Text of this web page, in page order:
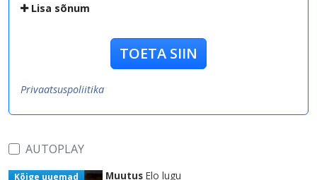
Lisa sõnum
TOETA SIIN
Privaatsuspoliitika
AUTOPLAY
Kõige uuemad Muutus Elo lugu